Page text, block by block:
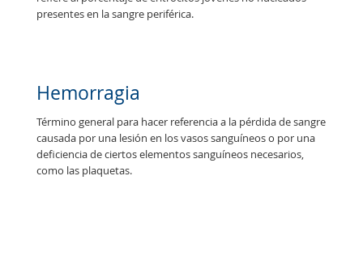
presentesen lasangre periférica.
Hemorragia
Término general para hacer referenciaa la pérdidadesangre
causada por una lesión en losvasossanguíneoso por una
defcienciadeciertoselementossanguíneos necesarios,
como las plaquetas.